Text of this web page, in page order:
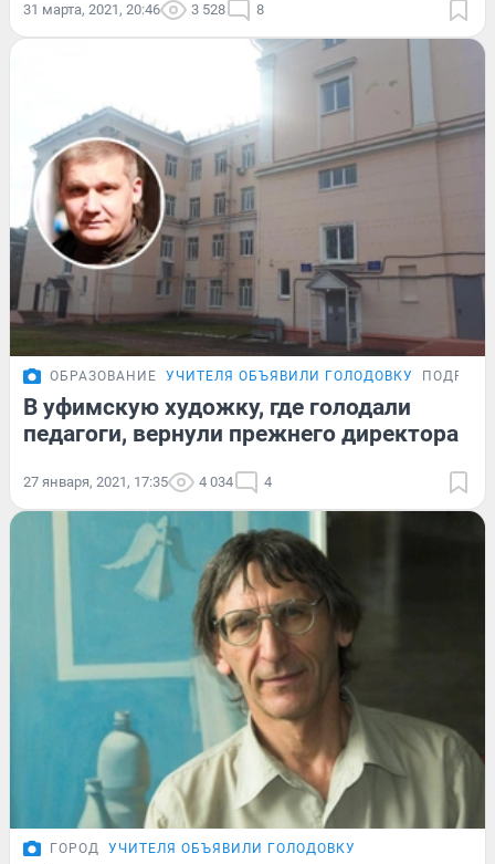
31 марта, 2021, 20:46 3 528 8
ОБРАЗОВАНИЕ УЧИТЕЛЯ ОБЪЯВИЛИ ГОЛОДОВКУ
В уфимскую художку, где голодали
педагоги, вернули прежнего директора
27 января, 2021, 17:35 4 034 4
ГОРОД УЧИТЕЛЯ ОБЪЯВИЛИ ГОЛОДОВКУ